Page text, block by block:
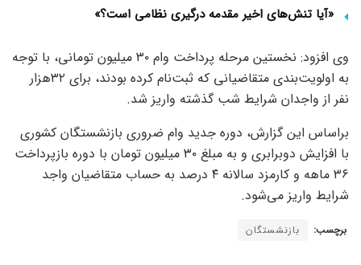
«آیا تنش‌های اخیر مقدمه درگیری نظامی است؟»
وی افزود: نخستین مرحله پرداخت وام ۳۰ میلیون تومانی، با توجه
به اولویت‌بندی متقاضیانی که ثبت‌نام کرده بودند، برای ۳۲هزار
نفر از واجدان شرایط شب گذشته واریز شد.
براساس این گزارش، دوره جدید وام ضروری بازنشستگان کشوری
با افزایش دوبرابری و به مبلغ ۳۰ میلیون تومان با دوره بازپرداخت
۳۶ ماهه و کارمزد سالانه ۴ درصد به حساب متقاضیان واجد
شرایط واریز می‌شود.
برچسب: بازنشستگان